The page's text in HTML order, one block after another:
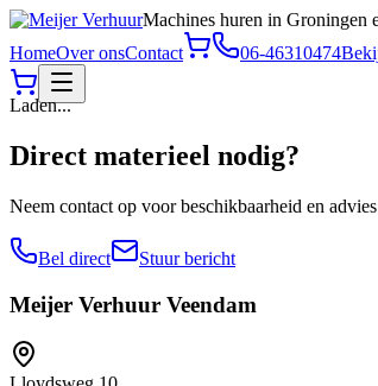
Machines huren in Groningen
HomeOver onsContact 06-46310474
Laden...
Direct materieel nodig?
Neem contact op voor beschikbaarheid en advies
Bel direct Stuur bericht
Meijer Verhuur Veendam